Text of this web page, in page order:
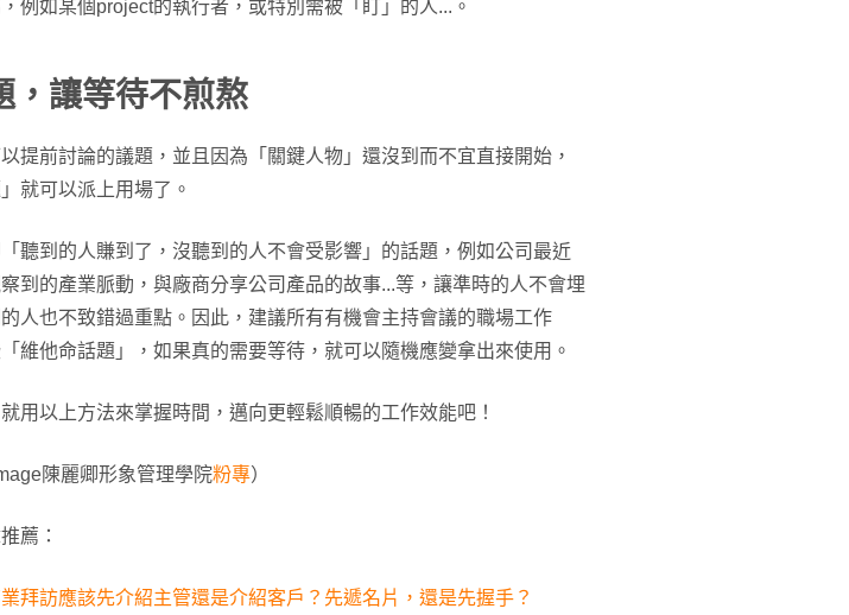
例如某個project的執行者，或特別需被「盯」的人...。
，讓等待不煎熬
提前討論的議題，並且因為「關鍵人物」還沒到而不宜直接開始，
就可以派上用場了。
聽到的人賺到了，沒聽到的人不會受影響」的話題，例如公司最近
到的產業脈動，與廠商分享公司產品的故事...等，讓準時的人不會埋
人也不致錯過重點。因此，建議所有有機會主持會議的職場工作
維他命話題」，如果真的需要等待，就可以隨機應變拿出來使用。
用以上方法來掌握時間，邁向更輕鬆順暢的工作效能吧！
陳麗卿形象管理學院粉專）
薦：
拜訪應該先介紹主管還是介紹客戶？先遞名片，還是先握手？